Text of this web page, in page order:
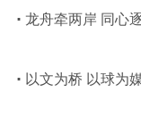
龙舟牵两岸 同心
以文为桥 以球为